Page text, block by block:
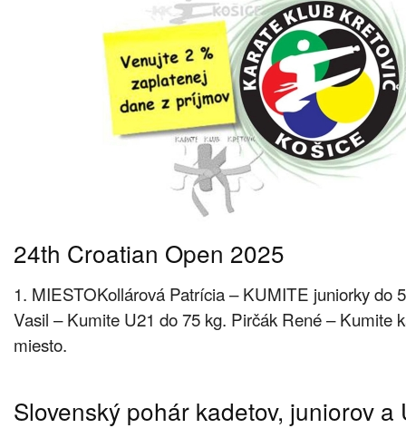
24th Croatian Open 2025
1. MIESTOKollárová Patrícia – KUMITE juniorky do
Vasil – Kumite U21 do 75 kg. Pirčák René – Kumite
miesto.
Slovenský pohár kadetov, juniorov a